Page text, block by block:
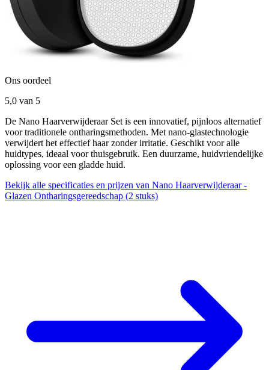
Ons oordeel
5,0 van 5
De Nano Haarverwijderaar Set is een innovatief, pijnloos alternatief
voor traditionele ontharingsmethoden. Met nano-glastechnologie
verwijdert het effectief haar zonder irritatie. Geschikt voor alle
huidtypes, ideaal voor thuisgebruik. Een duurzame, huidvriendelijke
oplossing voor een gladde huid.
Bekijk alle specificaties en prijzen van Nano Haarverwijderaar -
Glazen Ontharingsgereedschap (2 stuks)